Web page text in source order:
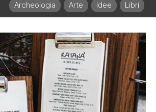
Archeologia Arte Idee Libri